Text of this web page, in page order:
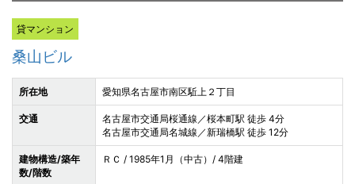
貸マンション
桑山ビル
所在地 愛知県名古屋市南区駈上２丁目
交通
名古屋市交通局桜通線／桜本町駅 徒歩 4分
名古屋市交通局名城線／新瑞橋駅 徒歩 12分
建物構造/築年
数/階数
ＲＣ / 1985年1月（中古）/ 4階建